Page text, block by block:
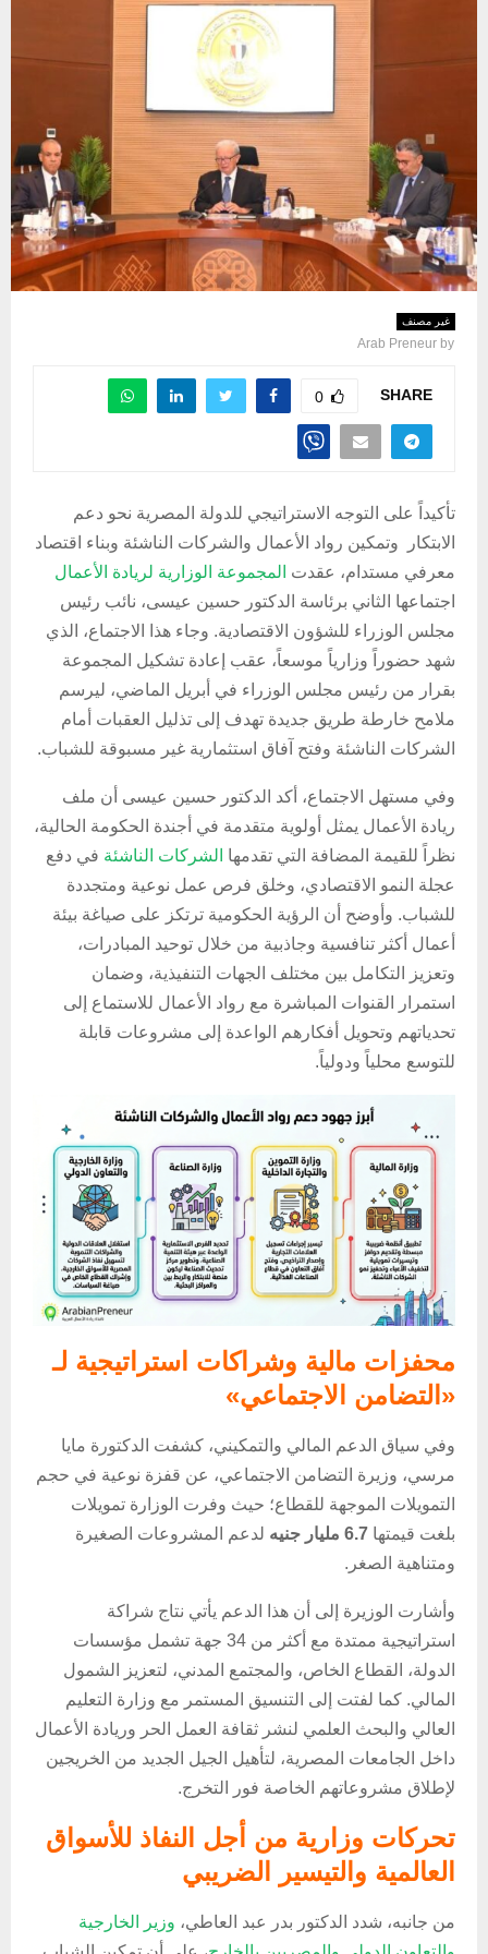
غير مصنف
by
Arab Preneur
SHARE
0
تأكيداً على التوجه الاستراتيجي للدولة المصرية نحو دعم
الابتكار وتمكين رواد الأعمال والشركات الناشئة وبناء اقتصاد
معرفي مستدام، عقدت المجموعة الوزارية لريادة الأعمال
اجتماعها الثاني برئاسة الدكتور حسين عيسى، نائب رئيس
مجلس الوزراء للشؤون الاقتصادية. وجاء هذا الاجتماع، الذي
شهد حضوراً وزارياً موسعاً، عقب إعادة تشكيل المجموعة
بقرار من رئيس مجلس الوزراء في أبريل الماضي، ليرسم
ملامح خارطة طريق جديدة تهدف إلى تذليل العقبات أمام
الشركات الناشئة وفتح آفاق استثمارية غير مسبوقة للشباب.
وفي مستهل الاجتماع، أكد الدكتور حسين عيسى أن ملف
ريادة الأعمال يمثل أولوية متقدمة في أجندة الحكومة الحالية،
نظراً للقيمة المضافة التي تقدمها الشركات الناشئة في دفع
عجلة النمو الاقتصادي، وخلق فرص عمل نوعية ومتجددة
للشباب. وأوضح أن الرؤية الحكومية ترتكز على صياغة بيئة
أعمال أكثر تنافسية وجاذبية من خلال توحيد المبادرات،
وتعزيز التكامل بين مختلف الجهات التنفيذية، وضمان
استمرار القنوات المباشرة مع رواد الأعمال للاستماع إلى
تحدياتهم وتحويل أفكارهم الواعدة إلى مشروعات قابلة
للتوسع محلياً ودولياً.
محفزات مالية وشراكات استراتيجية لـ
«التضامن الاجتماعي»
وفي سياق الدعم المالي والتمكيني، كشفت الدكتورة مايا
مرسي، وزيرة التضامن الاجتماعي، عن قفزة نوعية في حجم
التمويلات الموجهة للقطاع؛ حيث وفرت الوزارة تمويلات
بلغت قيمتها 6.7 مليار جنيه
لدعم المشروعات الصغيرة
ومتناهية الصغر.
وأشارت الوزيرة إلى أن هذا الدعم يأتي نتاج شراكة
استراتيجية ممتدة مع أكثر من 34 جهة تشمل مؤسسات
الدولة، القطاع الخاص، والمجتمع المدني، لتعزيز الشمول
المالي. كما لفتت إلى التنسيق المستمر مع وزارة التعليم
العالي والبحث العلمي لنشر ثقافة العمل الحر وريادة الأعمال
داخل الجامعات المصرية، لتأهيل الجيل الجديد من الخريجين
لإطلاق مشروعاتهم الخاصة فور التخرج.
تحركات وزارية من أجل النفاذ للأسواق
العالمية والتيسير الضريبي
من جانبه، شدد الدكتور بدر عبد العاطي، وزير الخارجية